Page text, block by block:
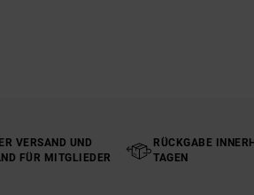
VERSAND UND
FÜR MITGLIEDER
RÜCKGABE
TAGEN